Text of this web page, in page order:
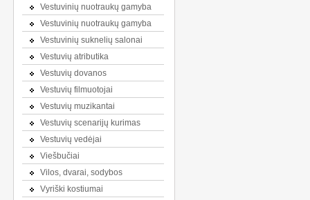
Vestuvinių nuotraukų gamyba
Vestuvinių nuotraukų gamyba
Vestuvinių suknelių salonai
Vestuvių atributika
Vestuvių dovanos
Vestuvių filmuotojai
Vestuvių muzikantai
Vestuvių scenarijų kurimas
Vestuvių vedėjai
Viešbučiai
Vilos, dvarai, sodybos
Vyriški kostiumai